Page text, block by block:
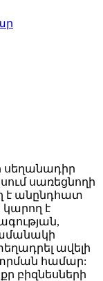
սեղանադիր
սառեցնողի
է անընդհատ
է
ավելի
համար:
բիզնեսների